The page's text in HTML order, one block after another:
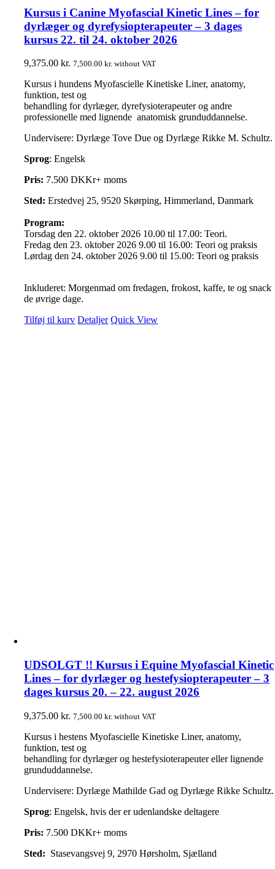
Kursus i Canine Myofascial Kinetic Lines – for
dyrlæger og dyrefysiopterapeuter – 3 dages
kursus 22. til 24. oktober 2026
9,375.00kr. 7,500.00kr. without VAT
Kursus i hundens Myofascielle Kinetiske Liner, anatomy,
funktion, test og
behandling for dyrlæger, dyrefysioterapeuter og andre
professionelle med lignende anatomisk grunduddannelse.
Undervisere: Dyrlæge Tove Due og Dyrlæge Rikke M. Schultz.
Sprog: Engelsk
Pris: 7.500 DKKr+ moms
Sted: Erstedvej 25, 9520 Skørping, Himmerland, Danmark
Program:
Torsdag den 22. oktober 2026 10.00 til 17.00: Teori.
Fredag den 23. oktober 2026 9.00 til 16.00: Teori og praksis
Lørdag den 24. oktober 2026 9.00 til 15.00: Teori og praksis
Inkluderet: Morgenmad om fredagen, frokost, kaffe, te og snack
de øvrige dage.
Tilføj til kurv Detaljer Quick View
UDSOLGT !! Kursus i Equine Myofascial Kinetic
Lines – for dyrlæger og hestefysiopterapeuter – 3
dages kursus 20. – 22. august 2026
9,375.00kr. 7,500.00kr. without VAT
Kursus i hestens Myofascielle Kinetiske Liner, anatomy,
funktion, test og
behandling for dyrlæger og hestefysioterapeuter eller lignende
grunduddannelse.
Undervisere: Dyrlæge Mathilde Gad og Dyrlæge Rikke Schultz.
Sprog: Engelsk, hvis der er udenlandske deltagere
Pris: 7.500 DKKr+ moms
Sted: Stasevangsvej 9, 2970 Hørsholm, Sjælland